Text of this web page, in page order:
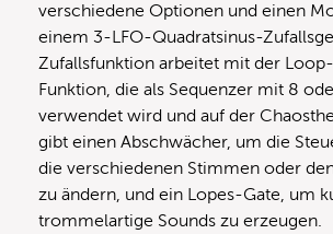
verschiedene Optionen und einen
einem 3-LFO-Quadratsinus-
Zufallsfunktion arbeitet mit der
Funktion, die als Sequenzer mit 8
verwendet wird und auf der
gibt einen Abschwächer, um die
die verschiedenen Stimmen oder
zu ändern, und ein Lopes-Gate, um
trommelartige Sounds zu erzeugen.